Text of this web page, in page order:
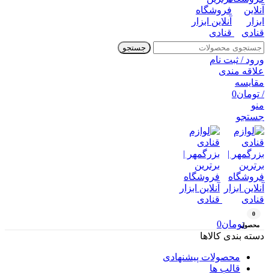
جستجو
ورود / ثبت نام
علاقه مندی
مقایسه
/ تومان0
منو
جستجو
0
محصولتومان0
دسته بندی کالاها
محصولات پیشنهادی
قالب ها